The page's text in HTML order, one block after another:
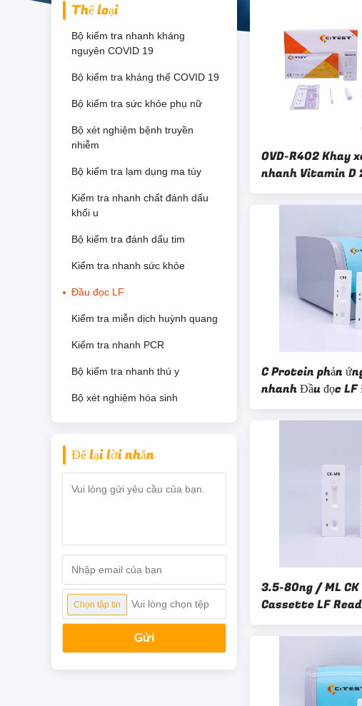
Thể loại
Bộ kiểm tra nhanh kháng
nguyên COVID 19
Bộ kiểm tra kháng thể COVID 19
Bộ kiểm tra sức khỏe phụ nữ
Bộ xét nghiệm bệnh truyền
nhiễm
Bộ kiểm tra lạm dụng ma túy
Kiểm tra nhanh chất đánh dấu
khối u
Bộ kiểm tra đánh dấu tim
Kiểm tra nhanh sức khỏe
Đầu đọc LF
Kiểm tra miễn dịch huỳnh quang
Kiểm tra nhanh PCR
Bộ kiểm tra nhanh thú y
Bộ xét nghiệm hóa sinh
Để lại lời nhắn
Chọn tập tin Vui lòng chọn tệp
Gửi
OVD-R402 Khay
nhanh Vitamin D
Hydroxyvitamin
toàn phần
C Protein phản
nhanh Đầu đọc
cao 1-10MG / ML
3.5-80ng / ML
Cassette LF
nhồi máu cơ tim